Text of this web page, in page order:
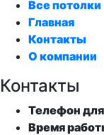
Все потолки
Главная
Контакты
О компании
Контакты
Телефон
Время